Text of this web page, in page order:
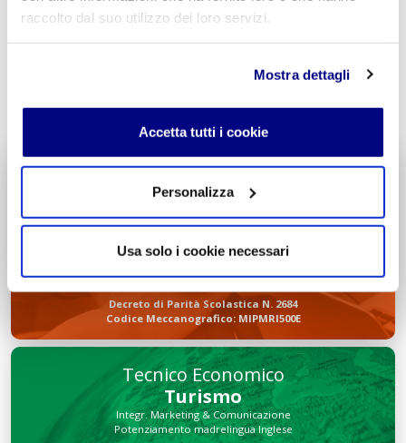
raccolto dal suo utilizzo dei loro servizi.
Mostra dettagli
Accetta tutti i cookie
Personalizza
Usa solo i cookie necessari
Liceo delle Scienze Umane
Economico Sociale
Integr. Psicologia & Sociologia
Potenziamento madrelingua Inglese
Decreto di Parità Scolastica N. 2684
Codice Meccanografico: MIPMRI500E
Tecnico Economico
Turismo
Integr. Marketing & Comunicazione
Potenziamento madrelingua Inglese